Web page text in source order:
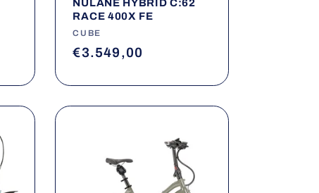
NULANE HYBRID C:62
RACE 400X FE
Fournisseur :
CUBE
Prix
€3.549,00